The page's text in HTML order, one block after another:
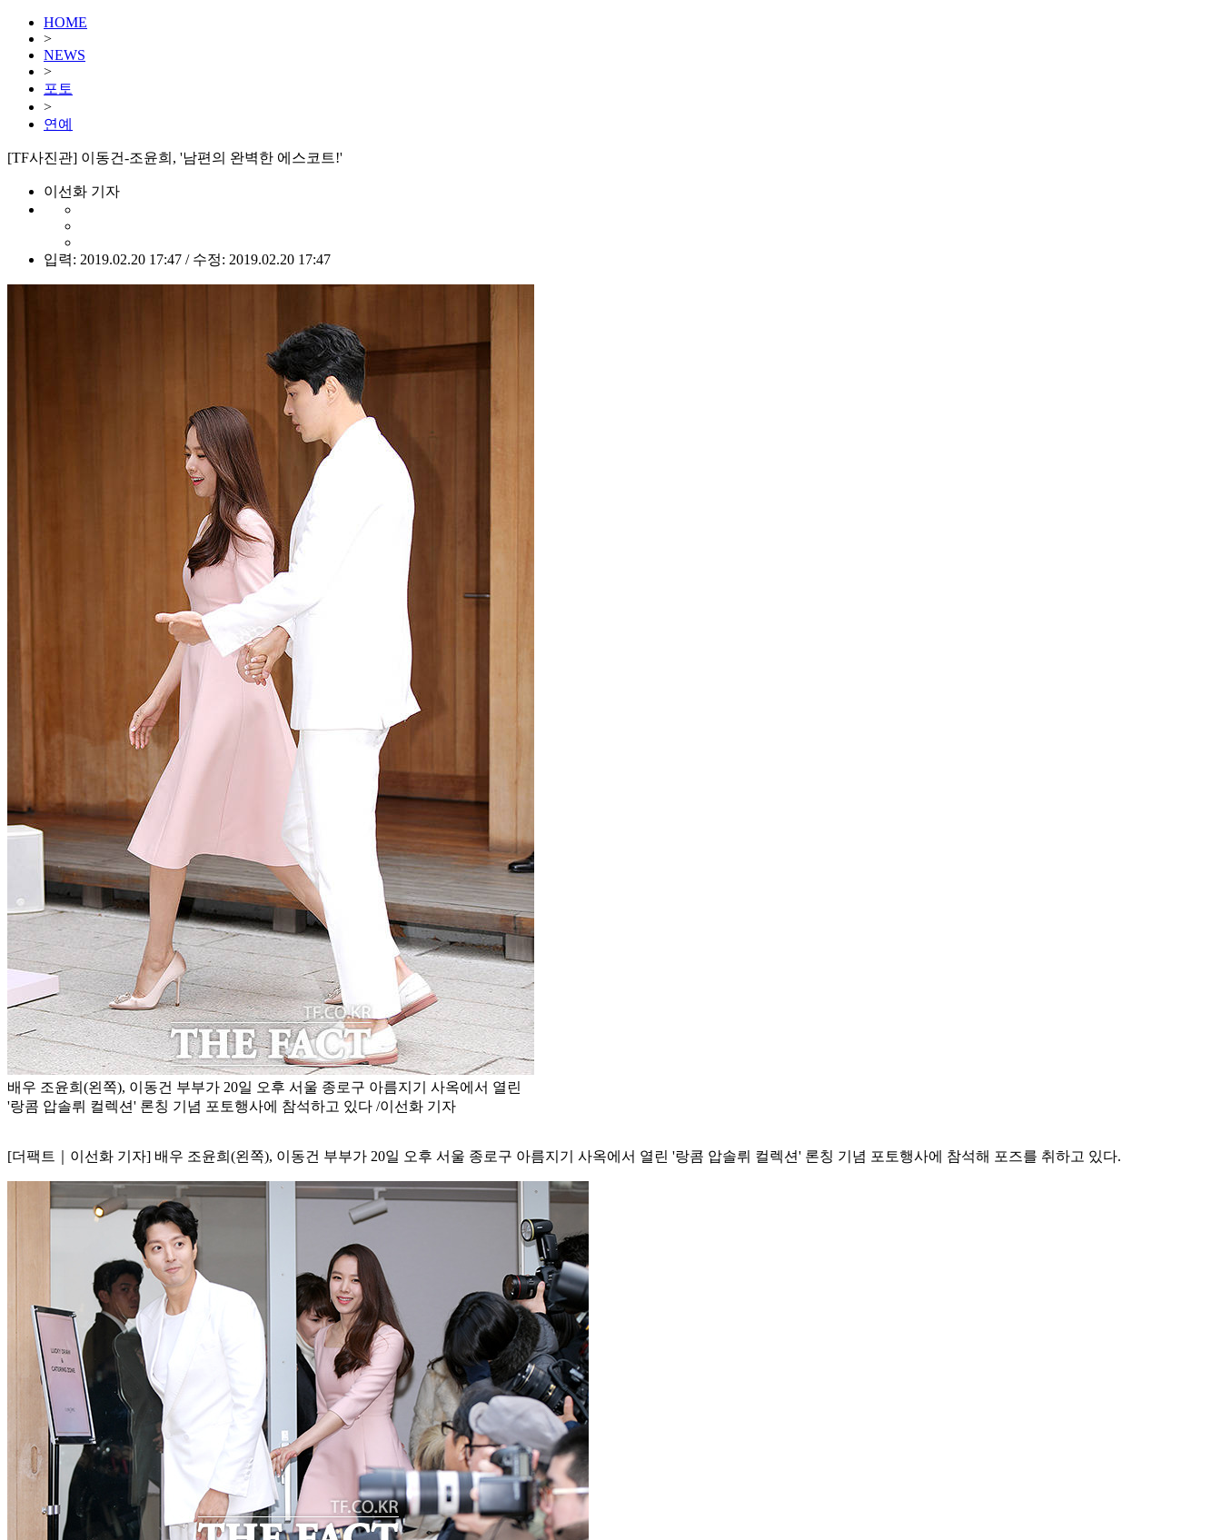
HOME
>
NEWS
>
포토
>
연예
[TF사진관] 이동건-조윤희, '남편의 완벽한 에스코트!'
이선화 기자
입력: 2019.02.20 17:47 / 수정: 2019.02.20 17:47
배우 조윤희(왼쪽), 이동건 부부가 20일 오후 서울 종로구 아름지기 사옥에서 열린
'랑콤 압솔뤼 컬렉션' 론칭 기념 포토행사에 참석하고 있다 /이선화 기자
[더팩트｜이선화 기자] 배우 조윤희(왼쪽), 이동건 부부가 20일 오후 서울 종로구 아름지기 사옥에서 열린 '랑콤 압솔뤼 컬렉션' 론칭 기념 포토행사에 참석해 포즈를 취하고 있다.